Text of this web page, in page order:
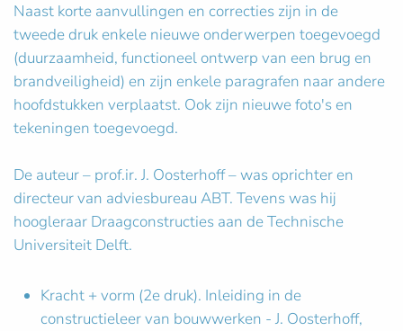
Naast korte aanvullingen en correcties zijn in de
tweede druk enkele nieuwe onderwerpen toegevoegd
(duurzaamheid, functioneel ontwerp van een brug en
brandveiligheid) en zijn enkele paragrafen naar andere
hoofdstukken verplaatst. Ook zijn nieuwe foto's en
tekeningen toegevoegd.
De auteur – prof.ir. J. Oosterhoff – was oprichter en
directeur van adviesbureau ABT. Tevens was hij
hoogleraar Draagconstructies aan de Technische
Universiteit Delft.
Kracht + vorm (2e druk). Inleiding in de
constructieleer van bouwwerken - J. Oosterhoff,